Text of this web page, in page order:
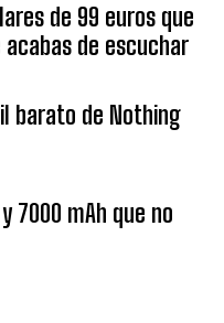
de 99 euros que
de escuchar
barato de Nothing
7000 mAh que no